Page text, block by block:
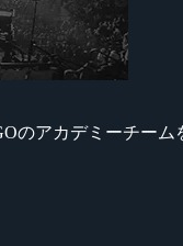
のアカデミーチーム